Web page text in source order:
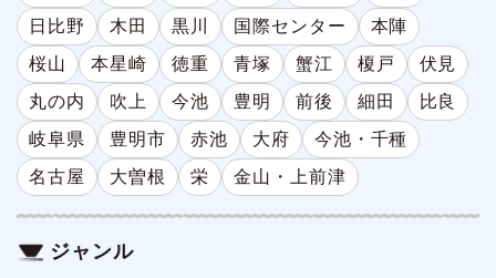
日比野
木田 黒川 国際センター
本陣
桜山
本星崎 徳重 青塚 蟹江 榎戸
伏見
丸の内
吹上 今池 豊明 前後 細田
比良
岐阜県
豊明市 赤池 大府
今池・千種
名古屋
大曽根 栄 金山・上前津
ジャンル